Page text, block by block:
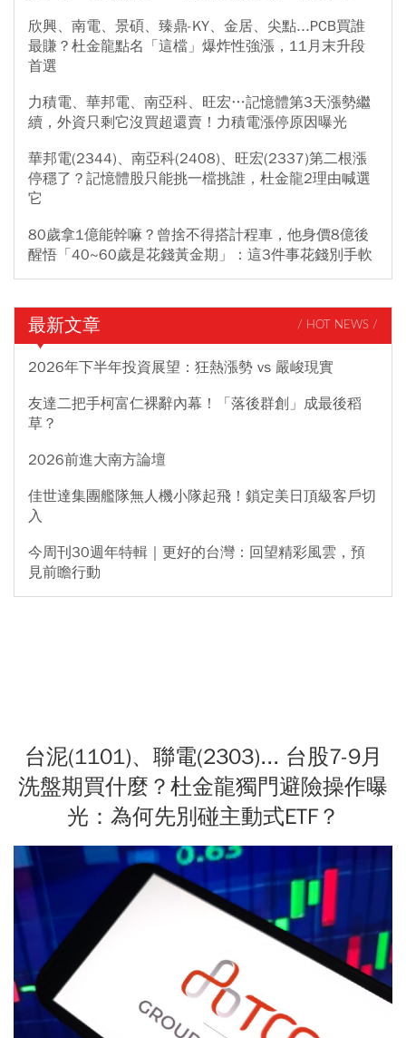
欣興、南電、景碩、臻鼎-KY、金居、尖點...PCB買誰
最賺？杜金龍點名「這檔」爆炸性強漲，11月末升段
首選
力積電、華邦電、南亞科、旺宏…記憶體第3天漲勢繼
續，外資只剩它沒買超還賣！力積電漲停原因曝光
華邦電(2344)、南亞科(2408)、旺宏(2337)第二根漲
停穩了？記憶體股只能挑一檔挑誰，杜金龍2理由喊選
它
80歲拿1億能幹嘛？曾捨不得搭計程車，他身價8億後
醒悟「40~60歲是花錢黃金期」：這3件事花錢別手軟
最新文章 / HOT NEWS /
2026年下半年投資展望：狂熱漲勢 vs 嚴峻現實
友達二把手柯富仁裸辭內幕！「落後群創」成最後稻
草？
2026前進大南方論壇
佳世達集團艦隊無人機小隊起飛！鎖定美日頂級客戶切
入
今周刊30週年特輯｜更好的台灣：回望精彩風雲，預
見前瞻行動
台泥(1101)、聯電(2303)... 台股7-9月
洗盤期買什麼？杜金龍獨門避險操作曝
光：為何先別碰主動式ETF？